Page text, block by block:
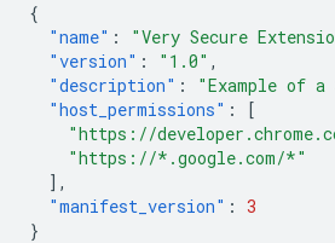
{
"name" : "Very Secure
"version" : "1.0" ,
"description" : "Example of a
"host_permissions" :
[
"https://
"https://*.google.com/*"
],
"manifest_version" : 3
}